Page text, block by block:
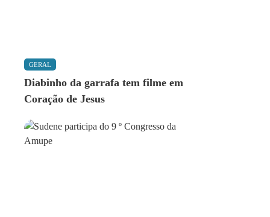
GERAL
Diabinho da garrafa tem filme em
Coração de Jesus